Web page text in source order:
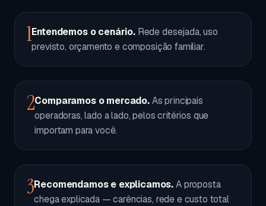
1Entendemos o cenário. Rede desejada, uso
previsto, orçamento e composição familiar.
2Comparamos o mercado.As principais
operadoras, lado a lado, pelos critérios que
importam para você.
3Recomendamos e explicamos.A proposta
chega explicada — carências, rede e custo total